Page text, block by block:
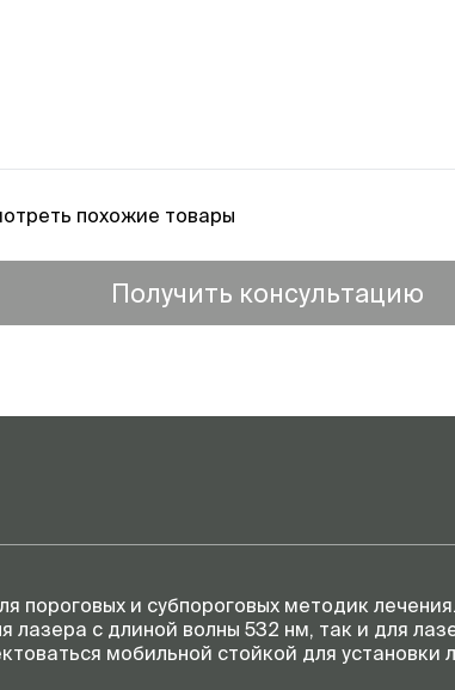
похожие товары
Получить консультацию
пороговых и субпороговых методик
с длиной волны 532 нм, так и для
мобильной стойкой для установки